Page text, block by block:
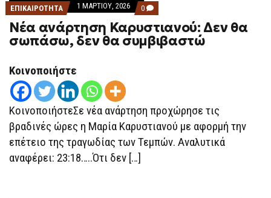
ΕΠΙΚΑΙΡΟΤΗΤΑ 1 ΜΑΡΤΊΟΥ, 2026 0 COMMENTS
ON
ΝΈΑ
ΑΝΆΡΤΗΣΗ
ΚΑΡΥΣΤΙΑΝΟΎ:
Νέα ανάρτηση Καρυστιανού: Δεν θα
σωπάσω, δεν θα συμβιβαστώ
Κοινοποιήστε
ΚοινοποιήστεΣε νέα ανάρτηση προχώρησε τις
βραδινές ώρες η Μαρία Καρυστιανού με αφορμή την
επέτειο της τραγωδίας των Τεμπών. Αναλυτικά
αναφέρει: 23:18…..Ότι δεν […]